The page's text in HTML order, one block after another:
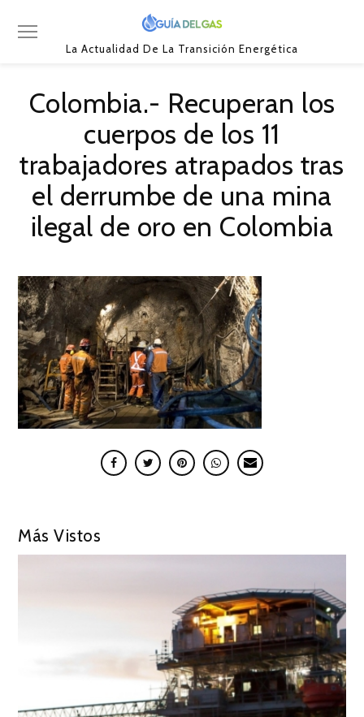
La Actualidad De La Transición Energética
Colombia.- Recuperan los
cuerpos de los 11
trabajadores atrapados tras
el derrumbe de una mina
ilegal de oro en Colombia
Más Vistos